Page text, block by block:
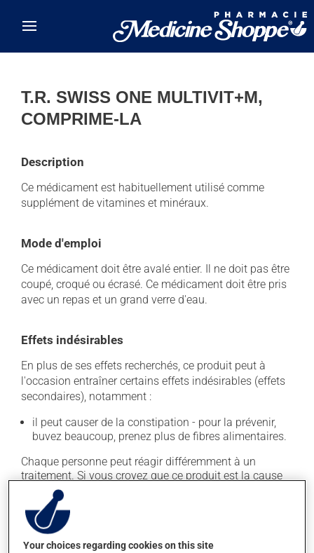
T.R. SWISS ONE MULTIVIT+M,
COMPRIME-LA
Description
Ce médicament est habituellement utilisé comme
supplément de vitamines et minéraux.
Mode d'emploi
Ce médicament doit être avalé entier. Il ne doit pas être
coupé, croqué ou écrasé. Ce médicament doit être pris
avec un repas et un grand verre d'eau.
Effets indésirables
En plus de ses effets recherchés, ce produit peut à
l'occasion entraîner certains effets indésirables (effets
secondaires), notamment :
il peut causer de la constipation - pour la prévenir,
buvez beaucoup, prenez plus de fibres alimentaires.
Chaque personne peut réagir différemment à un
traitement. Si vous croyez que ce produit est la cause
d'un problème qui vous incommode, qu'il soit
mentionné ici ou non, discutez-en avec votre
professionnel(le) de la santé. Il ou elle peut vous aider
à déterminer si votre traitement en est effectivement la
cause et, au besoin, vous aider à bien gérer la situation.
Your choices regarding cookies on this site